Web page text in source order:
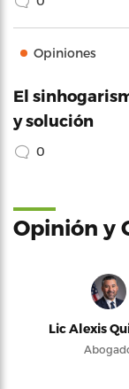
Opiniones
El
y solución
0
Opinión y
Lic Alexis